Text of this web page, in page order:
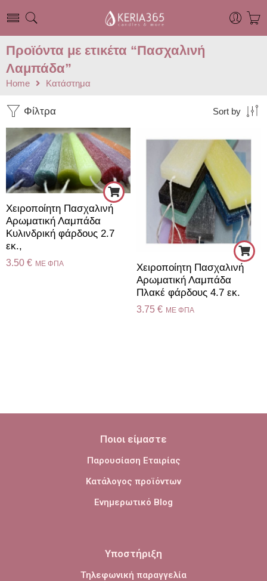
Προϊόντα με ετικέτα “Πασχαλινή
Λαμπάδα”
Home Κατάστημα
Φίλτρα Sort by
Χειροποίητη Πασχαλινή
Αρωματική Λαμπάδα
Κυλινδρική φάρδους 2.7
εκ.,
3.50 € ME ΦΠΑ
Χειροποίητη Πασχαλινή
Αρωματική Λαμπάδα
Πλακέ φάρδους 4.7 εκ.
3.75 € ME ΦΠΑ
Ποιοι είμαστε
Παρουσίαση Εταιρίας
Κατάλογος προϊόντων
Ενημερωτικό Blog
Υποστήριξη
Τηλεφωνική παραγγελία